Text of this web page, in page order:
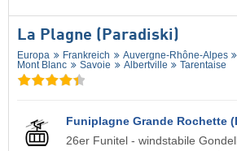
La Plagne (Paradiski)
Europa Frankreich Auvergne-Rhône-Alpes
Mont Blanc
Savoie Albertville Tarentaise
Funiplagne Grande Rochette
26er Funitel - windstabile